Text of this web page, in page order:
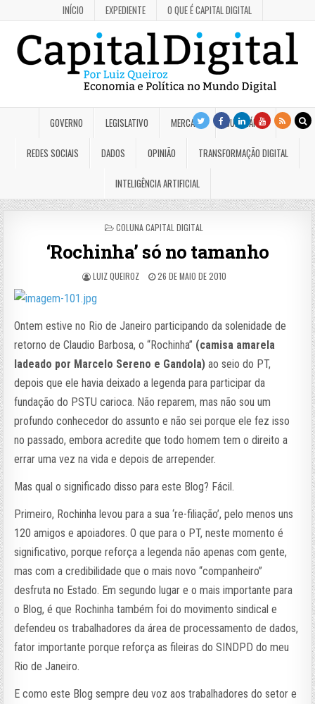
INÍCIO EXPEDIENTE O QUE É CAPITAL DIGITAL
GOVERNO LEGISLATIVO MERCADO JUDICIÁRIO
REDES SOCIAIS DADOS OPINIÃO TRANSFORMAÇÃO DIGITAL
INTELIGÊNCIA ARTIFICIAL
POSTED
COLUNA CAPITAL DIGITAL
‘Rochinha’ só no tamanho
LUIZ QUEIROZ 26 DE MAIO DE 2010
Ontem estive no Rio de Janeiro participando da solenidade de
retorno de Claudio Barbosa, o “Rochinha” (camisa amarela
ladeado por Marcelo Sereno e Gandola) ao seio do PT,
depois que ele havia deixado a legenda para participar da
fundação do PSTU carioca. Não reparem, mas não sou um
profundo conhecedor do assunto e não sei porque ele fez isso
no passado, embora acredite que todo homem tem o direito a
errar uma vez na vida e depois de arrepender.
Mas qual o significado disso para este Blog? Fácil.
Primeiro, Rochinha levou para a sua ‘re-filiação’, pelo menos uns
120 amigos e apoiadores. O que para o PT, neste momento é
significativo, porque reforça a legenda não apenas com gente,
mas com a credibilidade que o mais novo “companheiro”
desfruta no Estado. Em segundo lugar e o mais importante para
o Blog, é que Rochinha também foi do movimento sindical e
defendeu os trabalhadores da área de processamento de dados,
fator importante porque reforça as fileiras do SINDPD do meu
Rio de Janeiro.
E como este Blog sempre deu voz aos trabalhadores do setor e